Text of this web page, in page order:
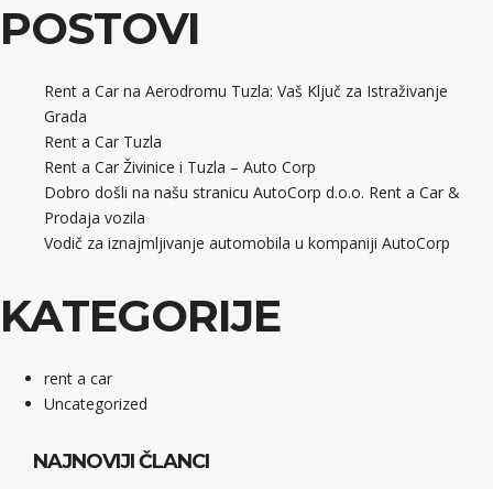
POSTOVI
Rent a Car na Aerodromu Tuzla: Vaš Ključ za Istraživanje
Grada
Rent a Car Tuzla
Rent a Car Živinice i Tuzla – Auto Corp
Dobro došli na našu stranicu AutoCorp d.o.o. Rent a Car &
Prodaja vozila
Vodič za iznajmljivanje automobila u kompaniji AutoCorp
KATEGORIJE
rent a car
Uncategorized
NAJNOVIJI ČLANCI